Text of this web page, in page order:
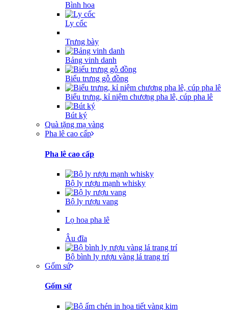
Bình hoa
Ly cốc
Trưng bày
Bảng vinh danh
Biểu trưng gỗ đồng
Biểu trưng, kỉ niệm chương pha lê, cúp pha lê
Bút ký
Quà tặng mạ vàng
Pha lê cao cấp
Pha lê cao cấp
Bộ ly rượu mạnh whisky
Bộ ly rượu vang
Lọ hoa pha lê
Âu đĩa
Bộ bình ly rượu vàng lá trang trí
Gốm sứ
Gốm sứ